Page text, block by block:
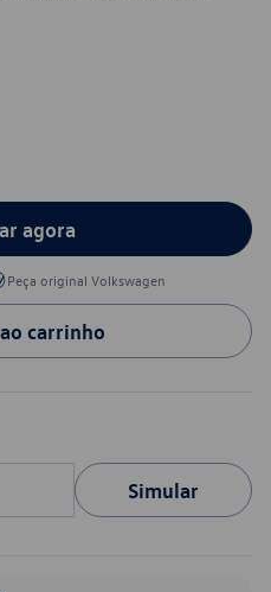
agora
Peça original Volkswagen
carrinho
Simular